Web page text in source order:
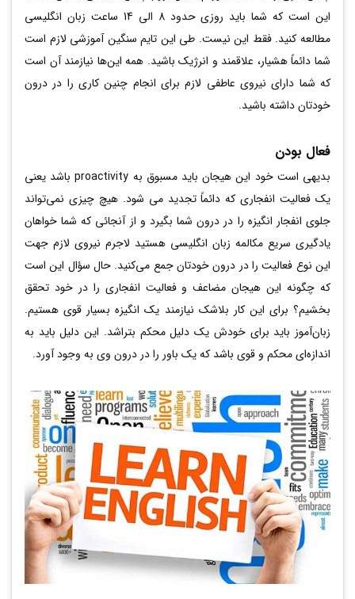
این است که شما باید روزی حدود 8 الی 14 ساعت زبان انگلیسی
مطالعه کنید. فقط این نیست. طی این تایم سنگین آموزشی لازم است
شما دائماً هشیار، علاقمند و انرژیک باشید. همه این‌ها نیازمند آن است
که شما دارای نیروی عاطفی لازم برای انجام چنین کاری را در درون
خودتان داشته باشید.
فعال بودن
بدیهی است خود این هیجان باید مسبوق به proactivity باشد یعنی
یک فعالیت انفجاری که دائماً تجدید می شود. هیچ چیزی نمی‌تواند
جلوی انفجار انگیزه را در درون شما بگیرد و از آنجائی که شما خواهان
یادگیری سریع مکالمه زبان انگلیسی هستید لاجرم نیروی لازم جهت
این نوع فعالیت را در درون خودتان جمع می‌کنید. حال سؤال این است
که چگونه این هیجان مضاعف و فعالیت انفجاری را در خود تحقق
بخشیم؟ برای این کار بلاشک نیازمند یک انگیزه بسیار قوی هستیم.
زبان‌آموز باید برای خودش یک دلیل محکم بتراشد. این دلیل باید به
اندازه‌ای محکم و قوی باشد که یک باور را در درون وی به وجود آورد.